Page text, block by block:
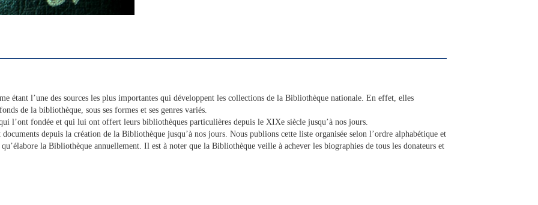
étant l’une des sources les plus importantes qui développent les collections de la Bibliothèque nationale. En effet, elles
de la bibliothèque, sous ses formes et ses genres variés.
l’ont fondée et qui lui ont offert leurs bibliothèques particulières depuis le XIXe siècle jusqu’à nos jours.
depuis la création de la Bibliothèque jusqu’à nos jours. Nous publions cette liste organisée selon l’ordre alphabétique et
la Bibliothèque annuellement. Il est à noter que la Bibliothèque veille à achever les biographies de tous les donateurs et